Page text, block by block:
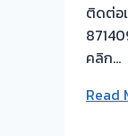
ติดต่อ
คลิก…
Read